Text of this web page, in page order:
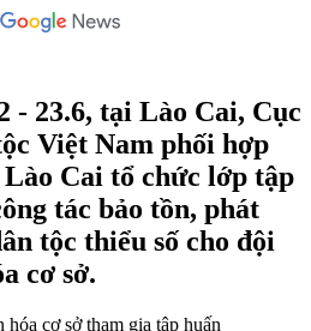
- 23.6, tại Lào Cai, Cục
Việt Nam phối hợp
Cai tổ chức lớp tập
tác bảo tồn, phát
tộc thiểu số cho đội
cơ sở.